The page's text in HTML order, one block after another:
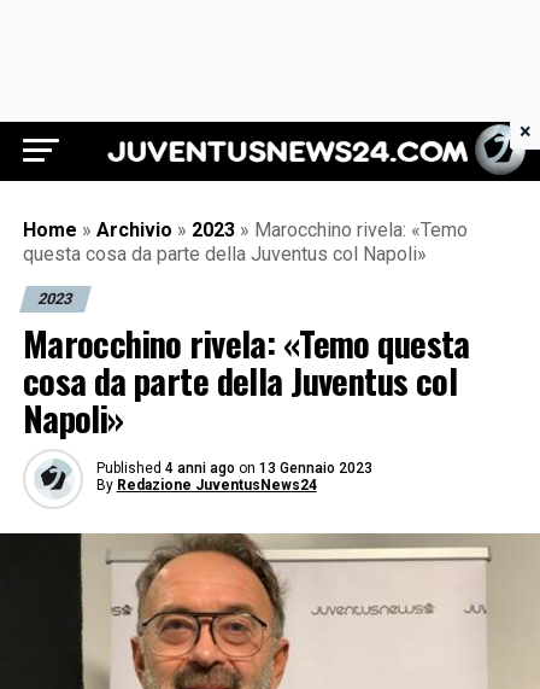
Juventus News 24
Home » Archivio » 2023 » Marocchino rivela: «Temo
questa cosa da parte della Juventus col Napoli»
2023
Marocchino rivela: «Temo questa
cosa da parte della Juventus col
Napoli»
Published 4 anni ago on 13 Gennaio 2023
By Redazione JuventusNews24
×